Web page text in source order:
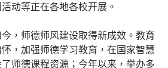
动等正在各地各校开展。
，师德师风建设取得新成效。教育
，加强师德学习教育，在国家智慧
师德课程资源；今年以来，举办多